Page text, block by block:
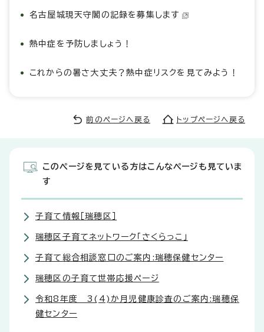
名古屋城現天守閣の記録を募集します
熱中症を予防しましょう！
これからの暑さ大丈夫？熱中症リスクを見てみよう！
前のページへ戻る トップページへ戻る
このページを見ている方はこんなページも見ていま
す
子育て情報［瑞穂区］
瑞穂区子育てネットワーク「さくらっこ」
子育て総合相談窓口のご案内:瑞穂保健センター
瑞穂区の子育て世帯応援ページ
令和8年度 3(4)か月児健康診査のご案内:瑞穂保
健センター